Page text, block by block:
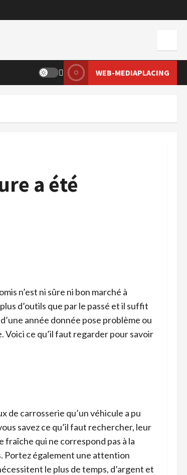
WEB-MEDIAPLACING
a été
n’est ni sûre ni bon marché à
d’outils que par le passé et il suffit
année donnée pose problème ou
Voici ce qu’il faut regarder pour savoir
de carrosserie qu’un véhicule a pu
savez ce qu’il faut rechercher, leur
qui ne correspond pas à la
Portez également une attention
le plus de temps, d’argent et